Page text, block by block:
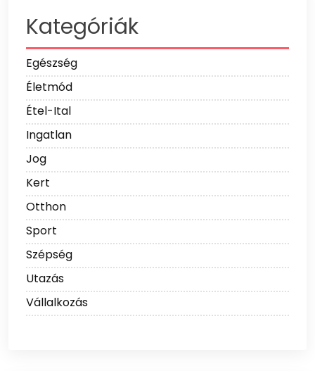
Kategóriák
Egészség
Életmód
Étel-Ital
Ingatlan
Jog
Kert
Otthon
Sport
Szépség
Utazás
Vállalkozás